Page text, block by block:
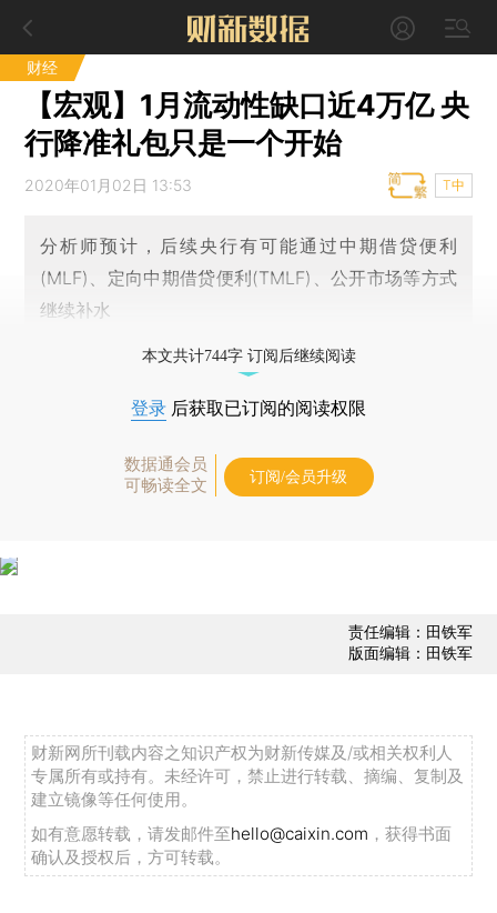
财经
【宏观】1月流动性缺口近4万亿 央
行降准礼包只是一个开始
2020年01月02日 13:53 T中
分析师预计，后续央行有可能通过中期借贷便利
(MLF)、定向中期借贷便利(TMLF)、公开市场等方式
继续补水
本文共计744字 订阅后继续阅读
登录 后获取已订阅的阅读权限
数据通会员
可畅读全文
订阅/会员升级
责任编辑：田铁军
版面编辑：田铁军
财新网所刊载内容之知识产权为财新传媒及/或相关权利人
专属所有或持有。未经许可，禁止进行转载、摘编、复制及
建立镜像等任何使用。
如有意愿转载，请发邮件至hello@caixin.com ，获得书面
确认及授权后，方可转载。